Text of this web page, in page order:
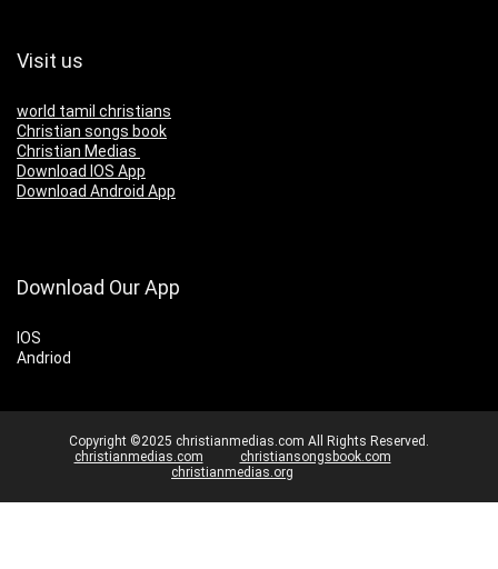
Visit us
world tamil christians
Christian songs book
Christian Medias
Download IOS App
Download Android App
Download Our App
IOS
Andriod
Copyright ©2025 christianmedias.com All Rights Reserved.
christianmedias.com
christiansongsbook.com
christianmedias.org